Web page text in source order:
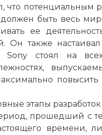
что потенциальным
быть весь
ее
Он также
Sony стоял на
повысить
этапы
прошедший с
времени,